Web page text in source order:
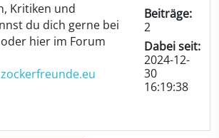
Kritiken und
du dich gerne bei
hier im Forum
Beiträge:
2
Dabei seit:
2024-12-
30
16:19:38